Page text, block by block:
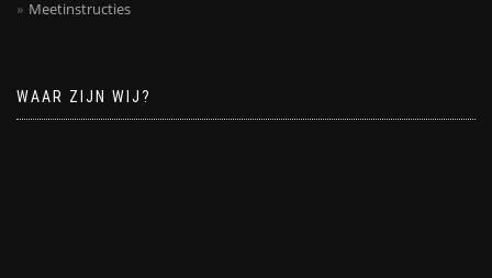
Meetinstructies
WAAR ZIJN WIJ?